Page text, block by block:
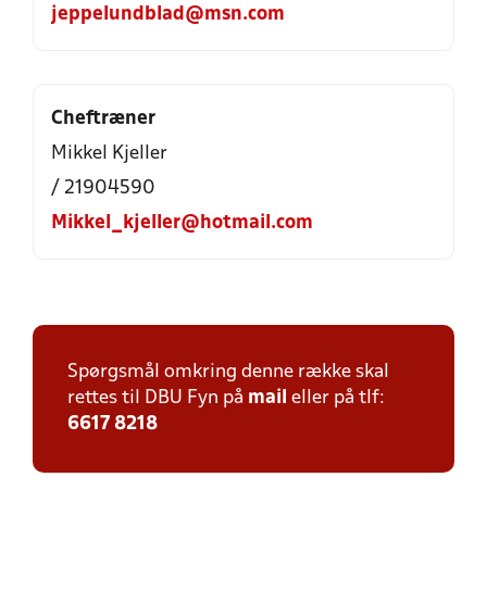
jeppelundblad@msn.com
Cheftræner
Mikkel Kjeller
/ 21904590
Mikkel_kjeller@hotmail.com
Spørgsmål omkring denne række skal
rettes til DBU Fyn på mail eller på tlf:
6617 8218